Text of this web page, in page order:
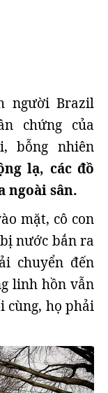
người Brazil
chứng của
bỗng nhiên
lạ, các đồ
ngoài sân.
mặt, cô con
nước bắn ra
chuyển đến
linh hồn vẫn
cùng, họ phải